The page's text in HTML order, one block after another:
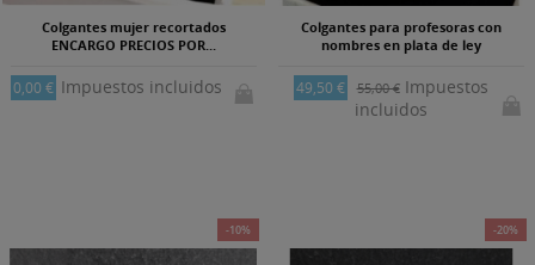
Colgantes mujer recortados
ENCARGO PRECIOS POR...
0,00 € Impuestos incluidos
Colgantes para profesoras con
nombres en plata de ley
49,50 € 55,00 €Impuestos
incluidos
-10% -20%